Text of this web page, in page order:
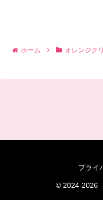
ホーム オレンジク
プライ
© 2024-2026